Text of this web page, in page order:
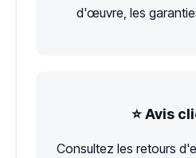
d'œuvre, les
⭐ Avis
Consultez les retours